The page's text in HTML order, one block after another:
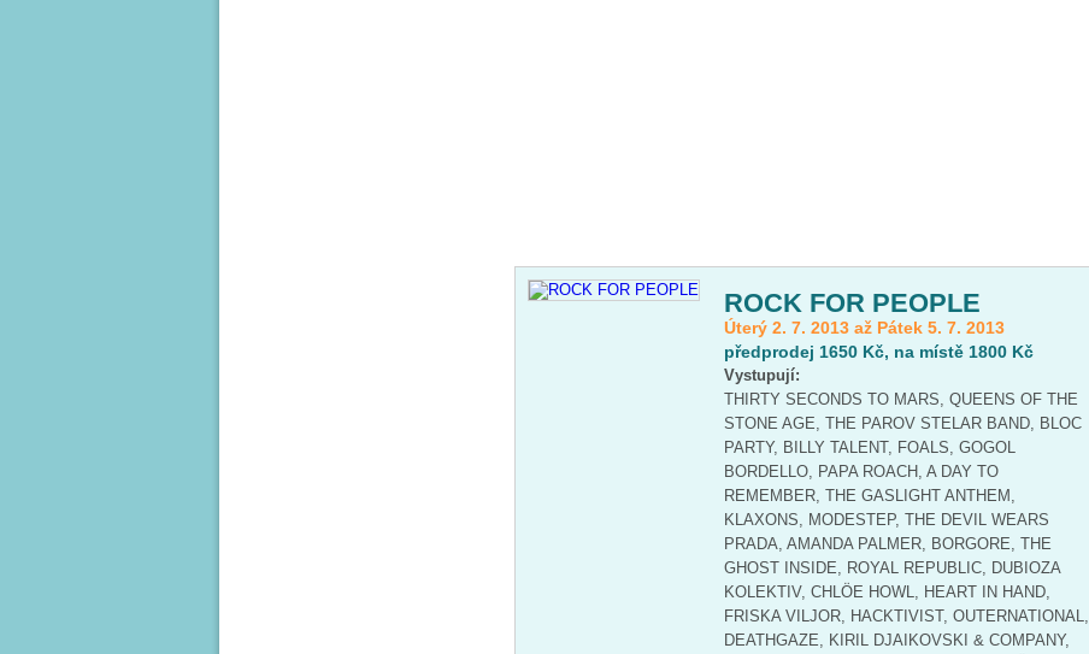
ROCK FOR PEOPLE
Úterý 2. 7. 2013 až Pátek 5. 7. 2013
předprodej 1650 Kč, na místě 1800 Kč
Vystupují:
THIRTY SECONDS TO MARS, QUEENS OF THE
STONE AGE, THE PAROV STELAR BAND, BLOC
PARTY, BILLY TALENT, FOALS, GOGOL
BORDELLO, PAPA ROACH, A DAY TO
REMEMBER, THE GASLIGHT ANTHEM,
KLAXONS, MODESTEP, THE DEVIL WEARS
PRADA, AMANDA PALMER, BORGORE, THE
GHOST INSIDE, ROYAL REPUBLIC, DUBIOZA
KOLEKTIV, CHLÖE HOWL, HEART IN HAND,
FRISKA VILJOR, HACKTIVIST, OUTERNATIONAL,
DEATHGAZE, KIRIL DJAIKOVSKI & COMPANY,